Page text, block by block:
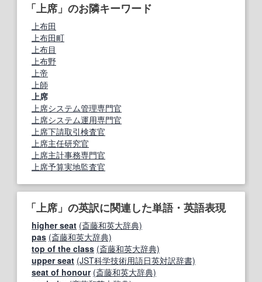
「上席」のお隣キーワード
上布田
上布田町
上布目
上布野
上帝
上師
上席
上席システム管理専門官
上席システム運用専門官
上席下請取引検査官
上席主任研究官
上席主計事務専門官
上席予算実地監査官
「上席」の英訳に関連した単語・英語表現
higher seat (斎藤和英大辞典)
pas (斎藤和英大辞典)
top of the class (斎藤和英大辞典)
upper seat (JST科学技術用語日英対訳辞書)
seat of honour (斎藤和英大辞典)